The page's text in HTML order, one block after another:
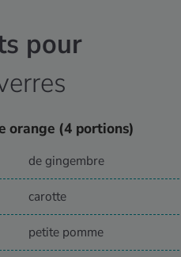
pour
orange (4 portions)
de gingembre
carotte
petite pomme